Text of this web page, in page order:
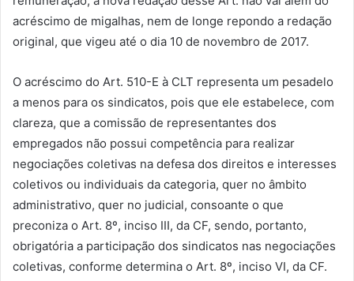
acréscimo de migalhas, nem de longe repondo a redação
original, que vigeu até o dia 10 de novembro de 2017.
O acréscimo do Art. 510-E à CLT representa um pesadelo
a menos para os sindicatos, pois que ele estabelece, com
clareza, que a comissão de representantes dos
empregados não possui competência para realizar
negociações coletivas na defesa dos direitos e interesses
coletivos ou individuais da categoria, quer no âmbito
administrativo, quer no judicial, consoante o que
preconiza o Art. 8º, inciso III, da CF, sendo, portanto,
obrigatória a participação dos sindicatos nas negociações
coletivas, conforme determina o Art. 8º, inciso VI, da CF.